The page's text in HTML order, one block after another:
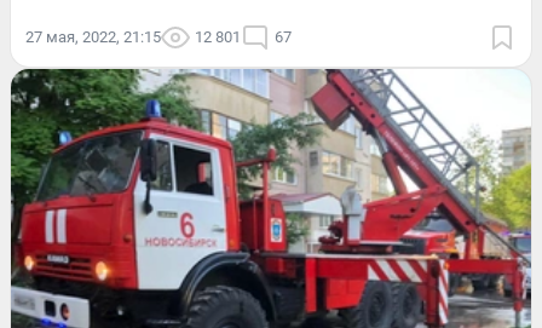
27 мая, 2022, 21:15 12 801 67